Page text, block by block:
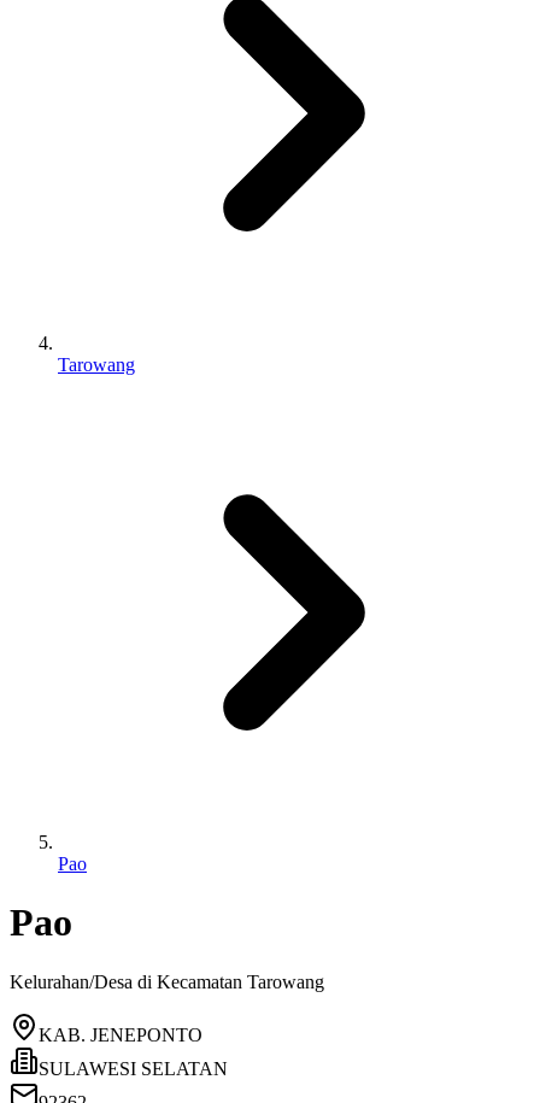
Tarowang
Pao
Pao
Kelurahan/Desa di Kecamatan Tarowang
KAB. JENEPONTO
SULAWESI SELATAN